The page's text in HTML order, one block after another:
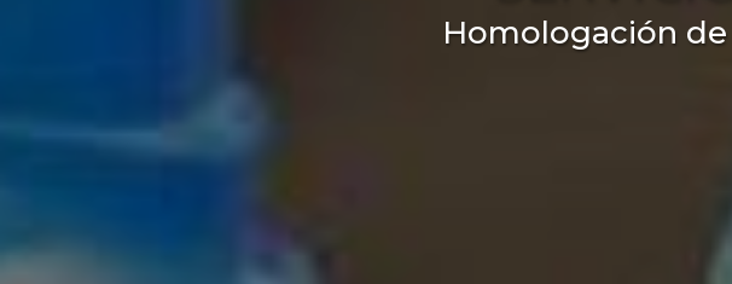
Homologación